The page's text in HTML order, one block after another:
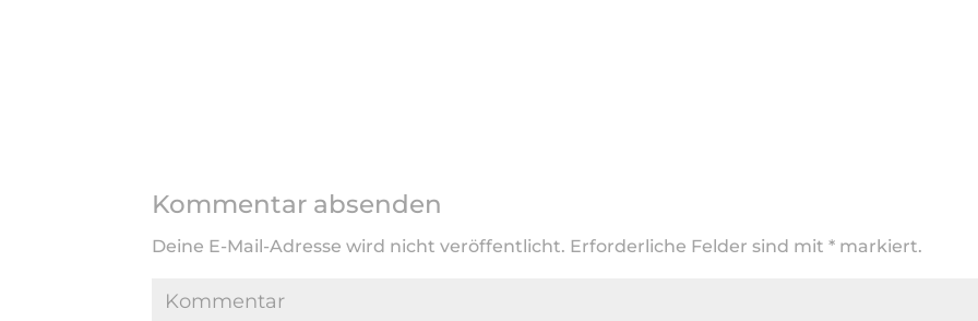
Kommentar absenden
Deine E-Mail-Adresse wird nicht veröffentlicht. Erforderliche Felder sind mit * markiert.